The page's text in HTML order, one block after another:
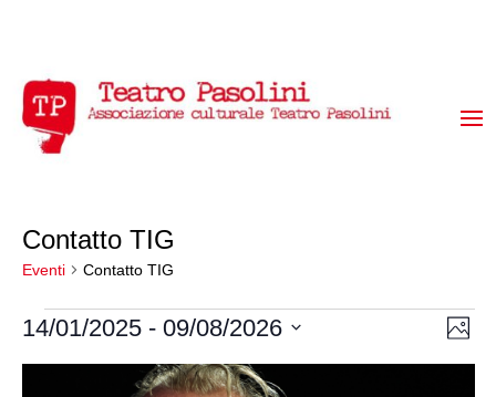
Contatto TIG
Eventi Contatto TIG
Eventi Foto
14/01/2025 - 09/08/2026